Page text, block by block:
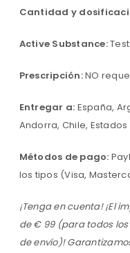
Cantidad y
Active Substance:
Prescripción:NO
Entregar a: España,
Andorra, Chile,
Métodos de pago:
los tipos (Visa,
¡Tenga en cuenta! ¡El
de € 99 (para todos
de envío)!